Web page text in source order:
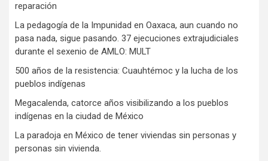
reparación
La pedagogía de la Impunidad en Oaxaca, aun cuando no
pasa nada, sigue pasando. 37 ejecuciones extrajudiciales
durante el sexenio de AMLO: MULT
500 años de la resistencia: Cuauhtémoc y la lucha de los
pueblos indígenas
Megacalenda, catorce años visibilizando a los pueblos
indígenas en la ciudad de México
La paradoja en México de tener viviendas sin personas y
personas sin vivienda.